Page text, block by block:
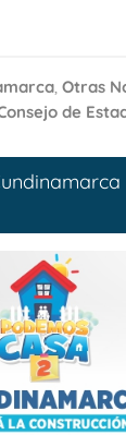
, Otras
de